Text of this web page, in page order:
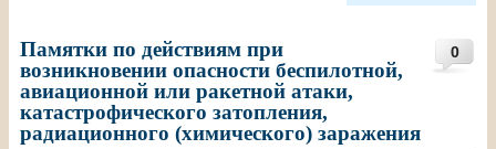
0
Памятки по действиям при
возникновении опасности беспилотной,
авиационной или ракетной атаки,
катастрофического затопления,
радиационного (химического) заражения